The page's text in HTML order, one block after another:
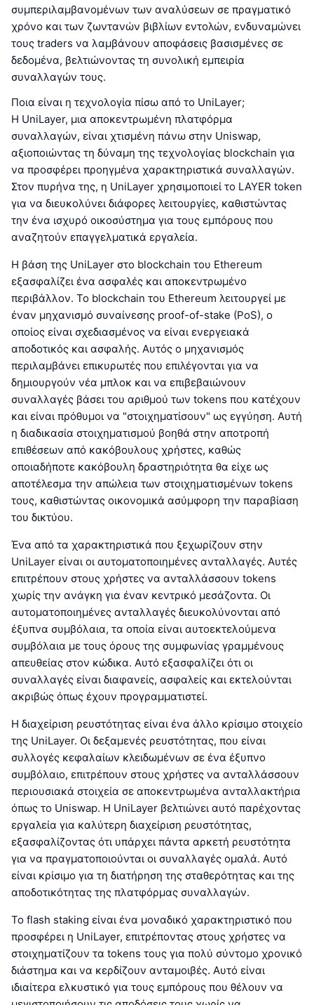
συμπεριλαμβανομένων των αναλύσεων σε πραγματικό
χρόνο και των ζωντανών βιβλίων εντολών, ενδυναμώνει
τους traders να λαμβάνουν αποφάσεις βασισμένες σε
δεδομένα, βελτιώνοντας τη συνολική εμπειρία
συναλλαγών τους.
Ποια είναι η τεχνολογία πίσω από το UniLayer;
Η UniLayer, μια αποκεντρωμένη πλατφόρμα
συναλλαγών, είναι χτισμένη πάνω στην Uniswap,
αξιοποιώντας τη δύναμη της τεχνολογίας blockchain για
να προσφέρει προηγμένα χαρακτηριστικά συναλλαγών.
Στον πυρήνα της, η UniLayer χρησιμοποιεί το LAYER token
για να διευκολύνει διάφορες λειτουργίες, καθιστώντας
την ένα ισχυρό οικοσύστημα για τους εμπόρους που
αναζητούν επαγγελματικά εργαλεία.
Η βάση της UniLayer στο blockchain του Ethereum
εξασφαλίζει ένα ασφαλές και αποκεντρωμένο
περιβάλλον. Το blockchain του Ethereum λειτουργεί με
έναν μηχανισμό συναίνεσης proof-of-stake (PoS), ο
οποίος είναι σχεδιασμένος να είναι ενεργειακά
αποδοτικός και ασφαλής. Αυτός ο μηχανισμός
περιλαμβάνει επικυρωτές που επιλέγονται για να
δημιουργούν νέα μπλοκ και να επιβεβαιώνουν
συναλλαγές βάσει του αριθμού των tokens που κατέχουν
και είναι πρόθυμοι να "στοιχηματίσουν" ως εγγύηση. Αυτή
η διαδικασία στοιχηματισμού βοηθά στην αποτροπή
επιθέσεων από κακόβουλους χρήστες, καθώς
οποιαδήποτε κακόβουλη δραστηριότητα θα είχε ως
αποτέλεσμα την απώλεια των στοιχηματισμένων tokens
τους, καθιστώντας οικονομικά ασύμφορη την παραβίαση
του δικτύου.
Ένα από τα χαρακτηριστικά που ξεχωρίζουν στην
UniLayer είναι οι αυτοματοποιημένες ανταλλαγές. Αυτές
επιτρέπουν στους χρήστες να ανταλλάσσουν tokens
χωρίς την ανάγκη για έναν κεντρικό μεσάζοντα. Οι
αυτοματοποιημένες ανταλλαγές διευκολύνονται από
έξυπνα συμβόλαια, τα οποία είναι αυτοεκτελούμενα
συμβόλαια με τους όρους της συμφωνίας γραμμένους
απευθείας στον κώδικα. Αυτό εξασφαλίζει ότι οι
συναλλαγές είναι διαφανείς, ασφαλείς και εκτελούνται
ακριβώς όπως έχουν προγραμματιστεί.
Η διαχείριση ρευστότητας είναι ένα άλλο κρίσιμο στοιχείο
της UniLayer. Οι δεξαμενές ρευστότητας, που είναι
συλλογές κεφαλαίων κλειδωμένων σε ένα έξυπνο
συμβόλαιο, επιτρέπουν στους χρήστες να ανταλλάσσουν
περιουσιακά στοιχεία σε αποκεντρωμένα ανταλλακτήρια
όπως το Uniswap. Η UniLayer βελτιώνει αυτό παρέχοντας
εργαλεία για καλύτερη διαχείριση ρευστότητας,
εξασφαλίζοντας ότι υπάρχει πάντα αρκετή ρευστότητα
για να πραγματοποιούνται οι συναλλαγές ομαλά. Αυτό
είναι κρίσιμο για τη διατήρηση της σταθερότητας και της
αποδοτικότητας της πλατφόρμας συναλλαγών.
Το flash staking είναι ένα μοναδικό χαρακτηριστικό που
προσφέρει η UniLayer, επιτρέποντας στους χρήστες να
στοιχηματίζουν τα tokens τους για πολύ σύντομο χρονικό
διάστημα και να κερδίζουν ανταμοιβές. Αυτό είναι
ιδιαίτερα ελκυστικό για τους εμπόρους που θέλουν να